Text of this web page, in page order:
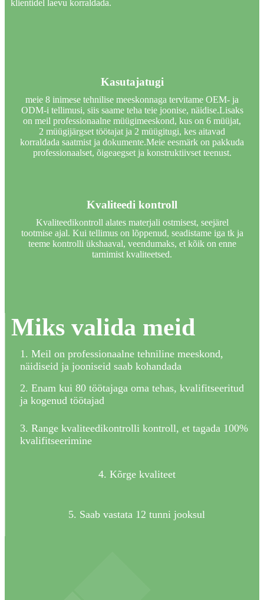
klientidel laevu korraldada.
Kasutajatugi
meie 8 inimese tehnilise meeskonnaga tervitame OEM- ja
ODM-i tellimusi, siis saame teha teie joonise, näidise.Lisaks
on meil professionaalne müügimeeskond, kus on 6 müüjat,
2 müügijärgset töötajat ja 2 müügitugi, kes aitavad
korraldada saatmist ja dokumente.Meie eesmärk on pakkuda
professionaalset, õigeaegset ja konstruktiivset teenust.
Kvaliteedi kontroll
Kvaliteedikontroll alates materjali ostmisest, seejärel
tootmise ajal. Kui tellimus on lõppenud, seadistame iga tk ja
teeme kontrolli ükshaaval, veendumaks, et kõik on enne
tarnimist kvaliteetsed.
Miks valida meid
1. Meil ​​on professionaalne tehniline meeskond,
näidiseid ja jooniseid saab kohandada
2. Enam kui 80 töötajaga oma tehas, kvalifitseeritud
ja kogenud töötajad
3. Range kvaliteedikontrolli kontroll, et tagada 100%
kvalifitseerimine
4. Kõrge kvaliteet
5. Saab vastata 12 tunni jooksul